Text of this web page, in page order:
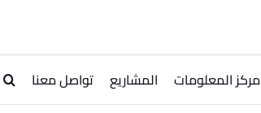
مركز المعلومات المشاريع تواصل معنا